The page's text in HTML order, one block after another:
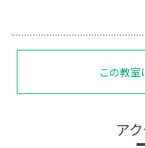
この教室
ア